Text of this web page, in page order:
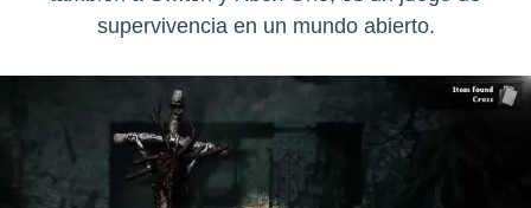
supervivencia en un mundo abierto.